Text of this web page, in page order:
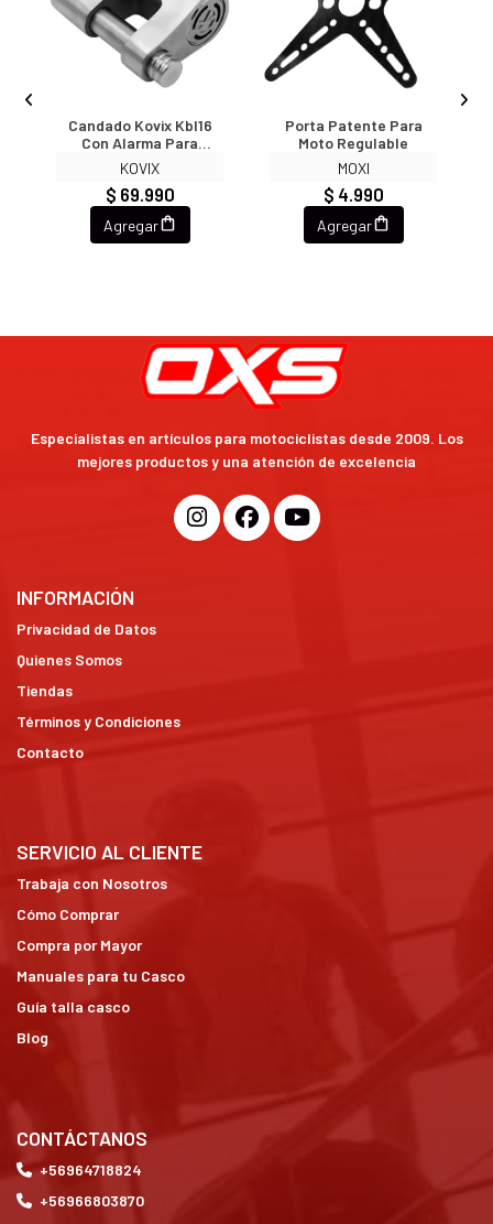
Candado Kovix Kbl16
Con Alarma Para
Cadenas Y Portones
Acero
KOVIX
$ 69.990
Agregar
Porta Patente Para
Moto Regulable
MOXI
$ 4.990
Agregar
Especialistas en artículos para motociclistas desde 2009. Los
mejores productos y una atención de excelencia
INFORMACIÓN
Privacidad de Datos
Quienes Somos
Tiendas
Términos y Condiciones
Contacto
SERVICIO AL CLIENTE
Trabaja con Nosotros
Cómo Comprar
Compra por Mayor
Manuales para tu Casco
Guía talla casco
Blog
CONTÁCTANOS
+56964718824
+56966803870